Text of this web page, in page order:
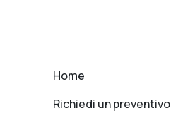
Home
Richiedi un preventivo